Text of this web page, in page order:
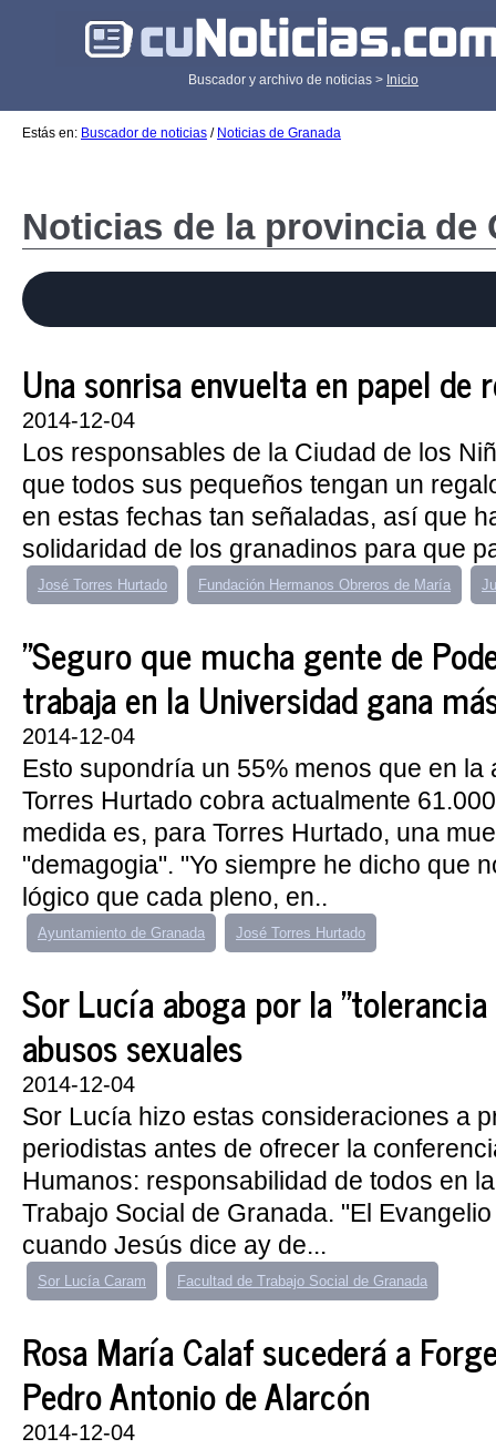
Buscador y archivo de noticias > Inicio
Estás en: Buscador de noticias / Noticias de Granada
Noticias de la provincia de
Una sonrisa envuelta en papel de
2014-12-04
Los responsables de la Ciudad de los
que todos sus pequeños tengan un
en estas fechas tan señaladas, así que
solidaridad de los granadinos para que
José Torres Hurtado Fundación Hermanos Obreros de María
"Seguro que mucha gente de
trabaja en la Universidad gana
2014-12-04
Esto supondría un 55% menos que en la
Torres Hurtado cobra actualmente
medida es, para Torres Hurtado, una
"demagogia". "Yo siempre he dicho que
lógico que cada pleno, en..
Ayuntamiento de Granada José Torres Hurtado
Sor Lucía aboga por la
abusos sexuales
2014-12-04
Sor Lucía hizo estas consideraciones a
periodistas antes de ofrecer la
Humanos: responsabilidad de todos en
Trabajo Social de Granada. "El
cuando Jesús dice ay de...
Sor Lucía Caram Facultad de Trabajo Social de Granada
Rosa María Calaf sucederá a
Pedro Antonio de Alarcón
2014-12-04